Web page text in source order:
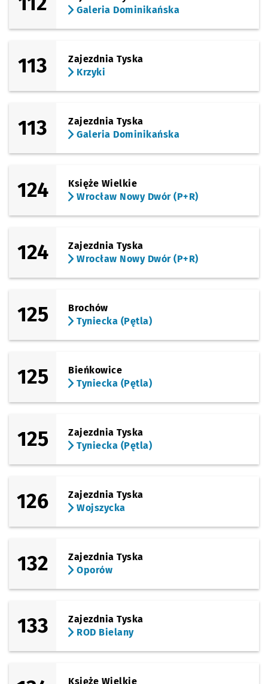
Galeria Dominikańska
113
Zajezdnia Tyska
Krzyki
113
Zajezdnia Tyska
Galeria Dominikańska
124
Księże Wielkie
Wrocław Nowy Dwór (P+R)
124
Zajezdnia Tyska
Wrocław Nowy Dwór (P+R)
125
Brochów
Tyniecka (Pętla)
125
Bieńkowice
Tyniecka (Pętla)
125
Zajezdnia Tyska
Tyniecka (Pętla)
126
Zajezdnia Tyska
Wojszycka
132
Zajezdnia Tyska
Oporów
133
Zajezdnia Tyska
ROD Bielany
Księże Wielkie